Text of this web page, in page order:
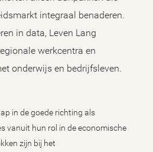
integraal benaderen.
in data, Leven Lang
werkcentra en
onderwijs en bedrijfsleven.
in de goede richting als
vanuit hun rol in de economische
zijn bij het